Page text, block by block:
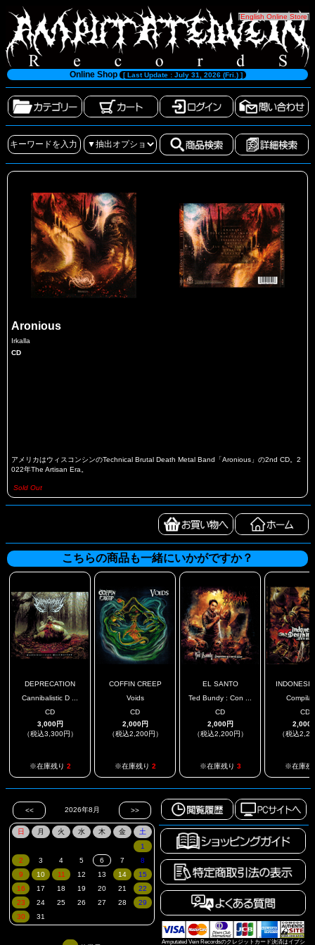
[English Online Store]
Online Shop [ Last Update : July 31, 2026 (Fri.) ]
Aronious
Irkalla
CD
アメリカはウィスコンシンのTechnical Brutal Death Metal Band「Aronious」の2nd CD。2
022年The Artisan Era。
Sold Out
こちらの商品も一緒にいかがですか？
DEPRECATION
Cannibalistic D ...
CD
3,000円
（税込3,300円）
※在庫残り 2
COFFIN CREEP
Voids
CD
2,000円
（税込2,200円）
※在庫残り 2
EL SANTO
Ted Bundy : Con ...
CD
2,000円
（税込2,200円）
※在庫残り 3
CD
2,000
（税込
※在庫残
Amputated Vein Recordsのクレジットカード決済はイプシ